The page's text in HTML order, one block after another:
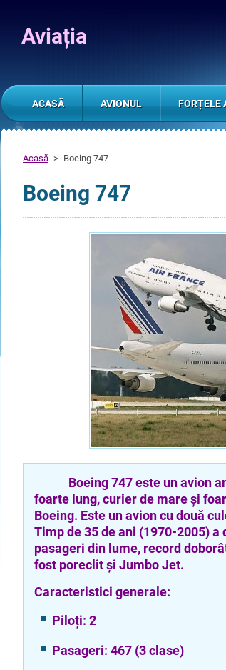
Aviația
Acasă > Boeing 747
Boeing 747
Boeing 747 este un avion
foarte lung, curier de mare și
Boeing. Este un avion cu două
Timp de 35 de ani (1970-2005)
pasageri din lume, record
fost poreclit și Jumbo Jet.
Caracteristici generale:
Piloți: 2
Pasageri: 467 (3 clase)
ACASĂ AVIONUL FORȚELE